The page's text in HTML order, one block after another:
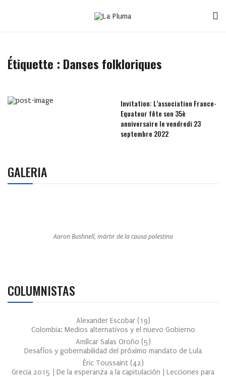
Étiquette : Danses folkloriques
Invitation: L’association France-
Equateur fête son 35è
anniversaire le vendredi 23
septembre 2022
GALERIA
Aaron Bushnell, mártir de la causa palestina
COLUMNISTAS
Alexander Escobar (19)
Colombia: Medios alternativos y el nuevo Gobierno
Amílcar Salas Oroño (5)
Desafíos y gobernabilidad del próximo mandato de Lula
Éric Toussaint (42)
Grecia 2015 | De la esperanza a la capitulación | Lecciones para